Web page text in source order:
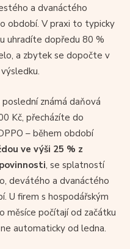
a dvanáctého
období. V praxi to typicky
uhradíte dopředu 80 %
a zbytek se dopočte v
poslední známá daňová
Kč, přecházíte do
– během období
ve výši 25 % z
, se splatností
devátého a dvanáctého
U firem s hospodářským
měsíce počítají od začátku
automaticky od ledna.